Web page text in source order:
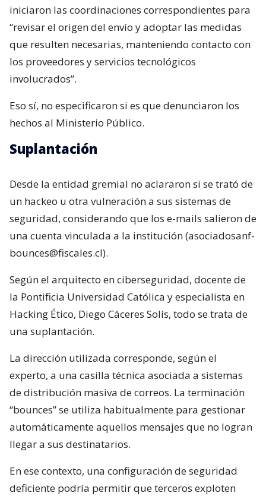
iniciaron las coordinaciones correspondientes para
“revisar el origen del envío y adoptar las medidas
que resulten necesarias, manteniendo contacto con
los proveedores y servicios tecnológicos
involucrados”.
Eso sí, no especificaron si es que denunciaron los
hechos al Ministerio Público.
Suplantación
Desde la entidad gremial no aclararon si se trató de
un hackeo u otra vulneración a sus sistemas de
seguridad, considerando que los e-mails salieron de
una cuenta vinculada a la institución (asociadosanf-
bounces@fiscales.cl).
Según el arquitecto en ciberseguridad, docente de
la Pontificia Universidad Católica y especialista en
Hacking Ético, Diego Cáceres Solís, todo se trata de
una suplantación.
La dirección utilizada corresponde, según el
experto, a una casilla técnica asociada a sistemas
de distribución masiva de correos. La terminación
“bounces” se utiliza habitualmente para gestionar
automáticamente aquellos mensajes que no logran
llegar a sus destinatarios.
En ese contexto, una configuración de seguridad
deficiente podría permitir que terceros exploten